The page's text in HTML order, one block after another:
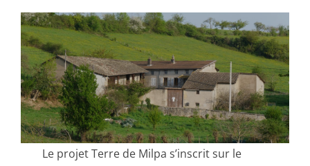
Le projet Terre de Milpa s’inscrit sur le